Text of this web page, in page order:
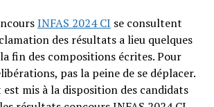
INFAS 2024 CI se consultent
des résultats a lieu quelques
fin des compositions écrites. Pour
pas la peine de se déplacer.
mis à la disposition des candidats